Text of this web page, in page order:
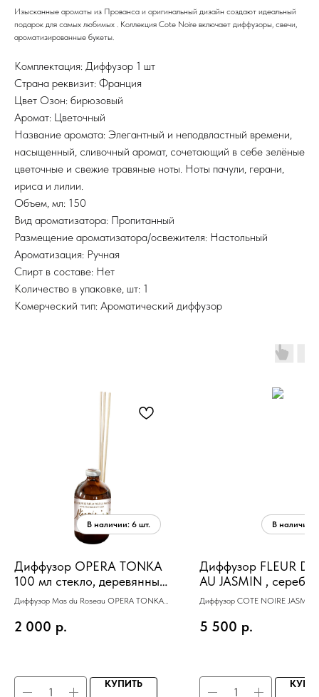
Изысканные ароматы из Прованса и оригинальный дизайн создают идеальный
подарок для самых любимых . Коллекция Cote Noire включает диффузоры, свечи,
ароматизированные букеты.
Комплектация: Диффузор 1 шт
Страна реквизит: Франция
Цвет Озон: бирюзовый
Аромат: Цветочный
Название аромата: Элегантный и неподвластный времени,
насыщенный, сливочный аромат, сочетающий в себе зелёные
цветочные и свежие травяные ноты. Ноты пачули, герани,
ириса и лилии.
Объем, мл: 150
Вид ароматизатора: Пропитанный
Размещение ароматизатора/освежителя: Настольный
Ароматизация: Ручная
Спирт в составе: Нет
Количество в упаковке, шт: 1
Комерческий тип: Ароматический диффузор
Диффузор OPERA TONKA
100 мл стекло, деревянные
палочки
Диффузор Mas du Roseau OPERA TONKA
2 000 р.
КУПИТЬ
Диффузор FLEUR DE
AU JASMIN ,
декор, 150 мл,
Диффузор COTE NOIRE JASMIN
5 500 р.